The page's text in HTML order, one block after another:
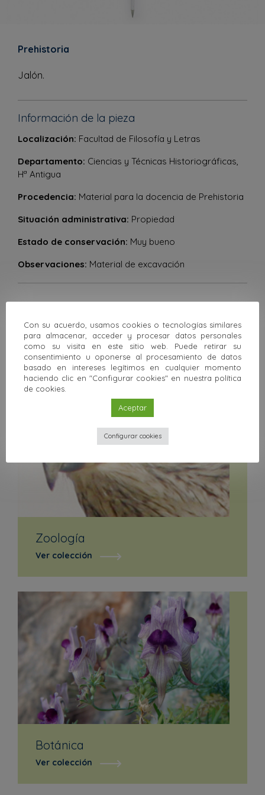
Prehistoria
Jalón.
Información de la pieza
Localización: Facultad de Filosofía y Letras
Departamento: Ciencias y Técnicas Historiográficas,
Hª Antigua
Procedencia: Material para la docencia de Prehistoria
Situación administrativa: Propiedad
Estado de conservación: Muy bueno
Observaciones: Material de excavación
Volver a la colección
Otras colecciones
Zoología
Ver colección
Botánica
Ver colección
Con su acuerdo, usamos cookies o tecnologías similares
para almacenar, acceder y procesar datos personales
como su visita en este sitio web. Puede retirar su
consentimiento u oponerse al procesamiento de datos
basado en intereses legítimos en cualquier momento
haciendo clic en "Configurar cookies" en nuestra política
de cookies.
Aceptar
Configurar cookies